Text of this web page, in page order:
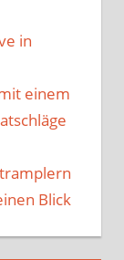
in
einem
Blick